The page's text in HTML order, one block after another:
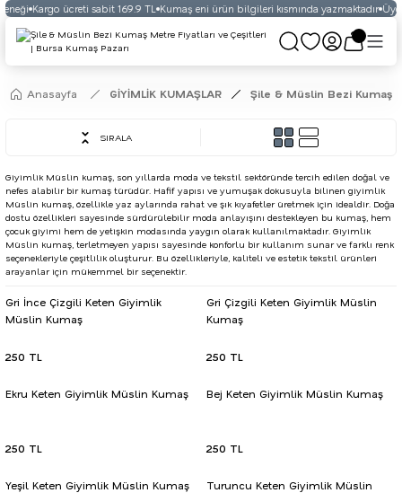
Kargo ücreti sabit 169.9 TL Kumaş eni ürün bilgileri kısmında yazmaktadır
Anasayfa GİYİMLİK KUMAŞLAR Şile & Müslin Bezi Kumaş
SIRALA
Giyimlik Müslin kumaş, son yıllarda moda ve tekstil sektöründe tercih edilen doğal ve
nefes alabilir bir kumaş türüdür. Hafif yapısı ve yumuşak dokusuyla bilinen giyimlik
Müslin kumaş, özellikle yaz aylarında rahat ve şık kıyafetler üretmek için idealdir. Doğa
dostu özellikleri sayesinde sürdürülebilir moda anlayışını destekleyen bu kumaş, hem
çocuk giyimi hem de yetişkin modasında yaygın olarak kullanılmaktadır. Giyimlik
Müslin kumaş, terletmeyen yapısı sayesinde konforlu bir kullanım sunar ve farklı renk
seçenekleriyle çeşitlilik oluşturur. Bu özellikleriyle, kaliteli ve estetik tekstil ürünleri
arayanlar için mükemmel bir seçenektir.
Gri İnce Çizgili Keten Giyimlik
Müslin Kumaş
250 TL
Gri Çizgili Keten Giyimlik Müslin
Kumaş
250 TL
Ekru Keten Giyimlik Müslin Kumaş
250 TL
Bej Keten Giyimlik Müslin Kumaş
250 TL
Yeşil Keten Giyimlik Müslin Kumaş
Turuncu Keten Giyimlik Müslin